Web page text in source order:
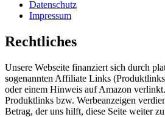
Datenschutz
Impressum
Rechtliches
Unsere Webseite finanziert sich durch
sogenannten Affiliate Links
oder einem Hinweis auf Amazon
Produktlinks bzw. Werbeanzeigen
Betrag, der uns hilft, diese Seite weiter